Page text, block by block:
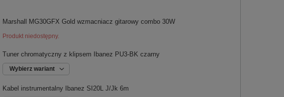
Marshall MG30GFX Gold wzmacniacz gitarowy combo 30W
Produkt niedostępny.
Tuner chromatyczny z klipsem Ibanez PU3-BK czarny
Wybierz wariant
Kabel instrumentalny Ibanez SI20L J/Jk 6m